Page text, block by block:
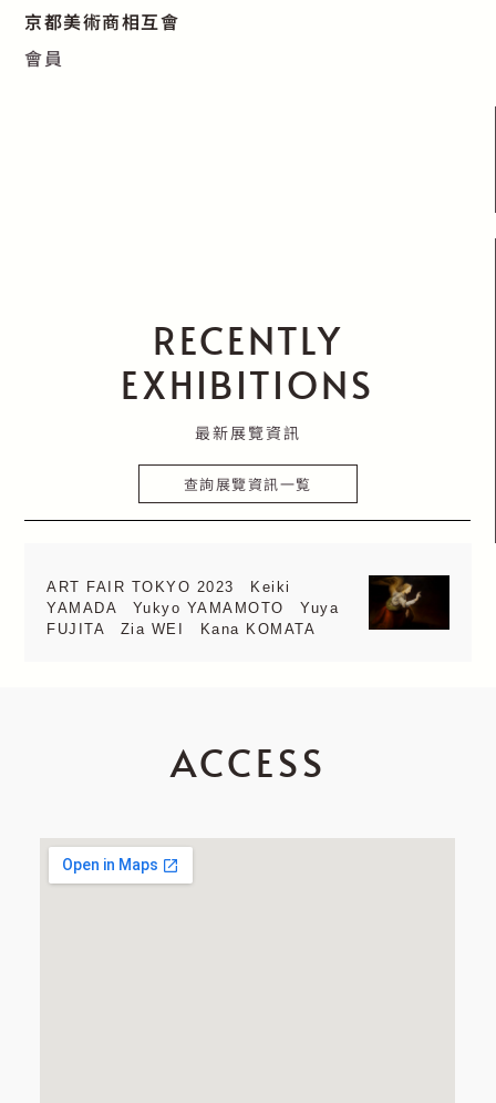
京都美術商相互會
會員
RECENTLY
EXHIBITIONS
最新展覽資訊
查詢展覽資訊一覧
ART FAIR TOKYO 2023 Keiki
YAMADA Yukyo YAMAMOTO Yuya
FUJITA Zia WEI Kana KOMATA
ACCESS